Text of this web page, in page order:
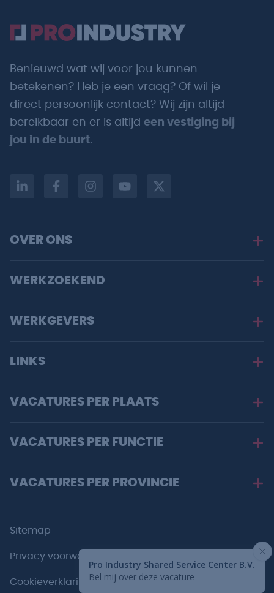
Benieuwd wat wij voor jou kunnen
betekenen? Heb je een vraag? Of wil je
direct persoonlijk contact? Wij zijn altijd
bereikbaar en er is altijd een vestiging bij
jou in de buurt.
OVER ONS
WERKZOEKEND
WERKGEVERS
LINKS
VACATURES PER PLAATS
VACATURES PER FUNCTIE
VACATURES PER PROVINCIE
Sitemap
Privacy voorwaarden
Cookieverklaring